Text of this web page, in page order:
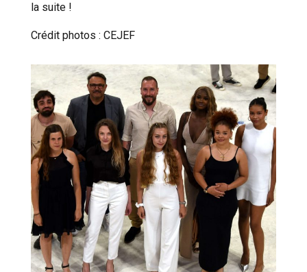
la suite !
Crédit photos : CEJEF